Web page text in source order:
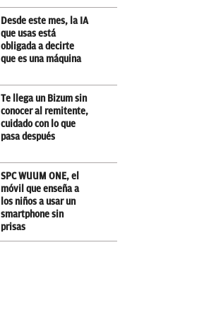
Desde este mes, la IA
que usas está
obligada a decirte
que es una máquina
Te llega un Bizum sin
conocer al remitente,
cuidado con lo que
pasa después
SPC WUUM ONE, el
móvil que enseña a
los niños a usar un
smartphone sin
prisas